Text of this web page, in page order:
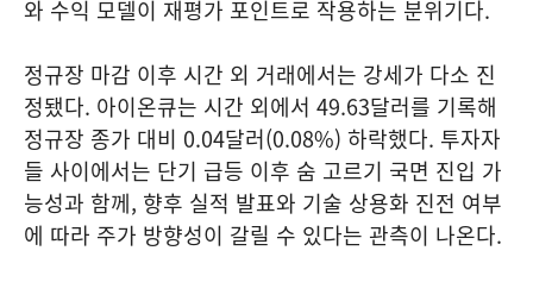
와 수익 모델이 재평가 포인트로 작용하는 분위기다.
정규장 마감 이후 시간 외 거래에서는 강세가 다소 진
정됐다. 아이온큐는 시간 외에서 49.63달러를 기록해
정규장 종가 대비 0.04달러(0.08%) 하락했다. 투자자
들 사이에서는 단기 급등 이후 숨 고르기 국면 진입 가
능성과 함께, 향후 실적 발표와 기술 상용화 진전 여부
에 따라 주가 방향성이 갈릴 수 있다는 관측이 나온다.